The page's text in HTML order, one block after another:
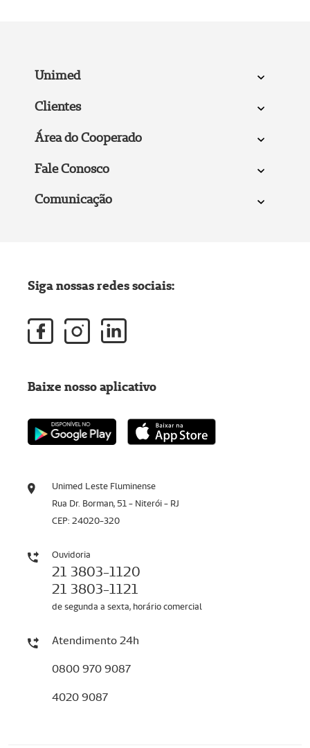
Unimed
Clientes
Área do Cooperado
Fale Conosco
Comunicação
Unimed Leste Fluminense
Rua Dr. Borman, 51 - Niterói - RJ
CEP: 24020-320
Ouvidoria
21 3803-1120
21 3803-1121
de segunda a sexta, horário comercial
Atendimento 24h
0800 970 9087
4020 9087
Siga nossas redes sociais:
Baixe nosso aplicativo